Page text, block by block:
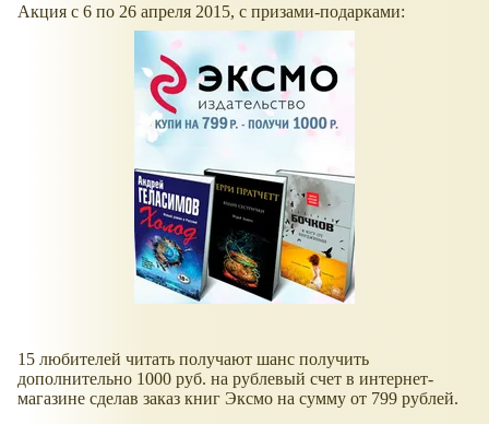
Акция с 6 по 26 апреля 2015, с призами-подарками:
15 любителей читать получают шанс получить
дополнительно 1000 руб. на рублевый счет в интернет-
магазине сделав заказ книг Эксмо на сумму от 799 рублей.